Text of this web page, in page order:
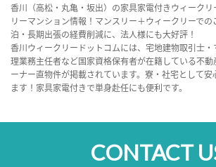
香川（高松・丸亀・坂出）の家具家電付きウィークリ
リーマンション情報！マンスリー＋ウィークリーで
泊・長期出張の経費削減に、法人様にも大好評！
香川ウィークリードットコムには、宅地建物取引士
理業務主任者など国家資格保有者が在籍している不
ーナー直物件が掲載されています。寮・社宅として
ます！家具家電付きで単身赴任にも便利です。
CONTACT